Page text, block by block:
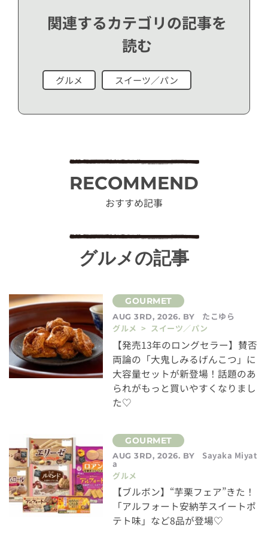
関連するカテゴリの記事を
読む
グルメ スイーツ／パン
RECOMMEND
おすすめ記事
グルメの記事
AUG 3RD, 2026. BY
たこゆら
グルメ > スイーツ／パン
【発売13年のロングセラー】賛否
両論の「大鬼しみるげんこつ」に
大容量セットが新登場！話題のあ
られがもっと買いやすくなりまし
た♡
AUG 3RD, 2026. BY Sayaka Miyat
a
グルメ
【ブルボン】“芋栗フェア”きた！
「アルフォート安納芋スイートポ
テト味」など8品が登場♡